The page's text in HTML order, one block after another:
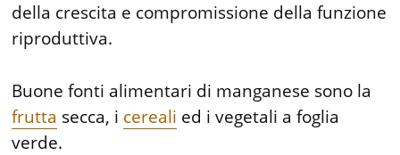
della crescita e compromissione della funzione
riproduttiva.
Buone fonti alimentari di manganese sono la
frutta secca, i cereali ed i vegetali a foglia
verde.